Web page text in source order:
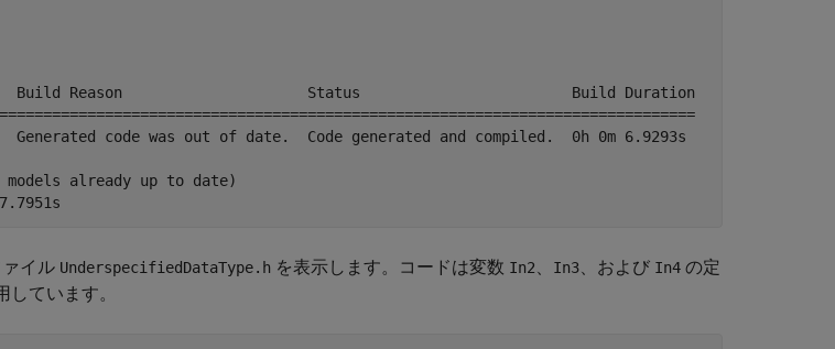
Reason                     Status                        Build Duration
Generated code was out of date.  Code generated and compiled.  0h 0m 6.9293s
already up to date)
イル UnderspecifiedDataType.h を表示します。コードは変数 In2 In3 、および In4 の定
しています。